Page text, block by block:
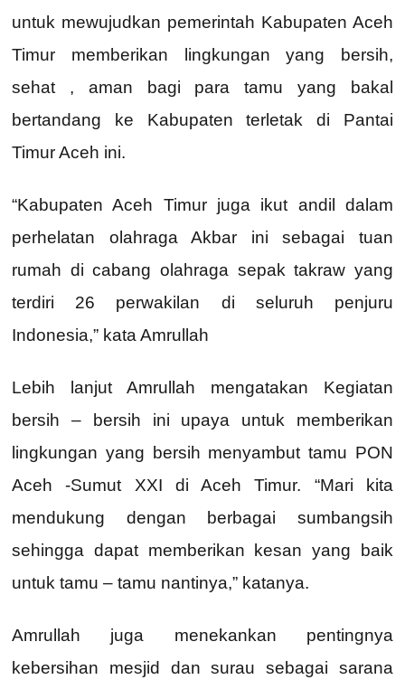
untuk mewujudkan pemerintah Kabupaten Aceh
Timur memberikan lingkungan yang bersih,
sehat , aman bagi para tamu yang bakal
bertandang ke Kabupaten terletak di Pantai
Timur Aceh ini.
“Kabupaten Aceh Timur juga ikut andil dalam
perhelatan olahraga Akbar ini sebagai tuan
rumah di cabang olahraga sepak takraw yang
terdiri 26 perwakilan di seluruh penjuru
Indonesia,” kata Amrullah
Lebih lanjut Amrullah mengatakan Kegiatan
bersih – bersih ini upaya untuk memberikan
lingkungan yang bersih menyambut tamu PON
Aceh -Sumut XXI di Aceh Timur. “Mari kita
mendukung dengan berbagai sumbangsih
sehingga dapat memberikan kesan yang baik
untuk tamu – tamu nantinya,” katanya.
Amrullah juga menekankan pentingnya
kebersihan mesjid dan surau sebagai sarana